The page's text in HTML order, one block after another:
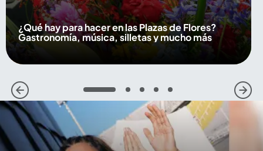
¿Qué hay para hacer en las Plazas de Flores?
Gastronomía, música, silletas y mucho más
1 2 3 4 5